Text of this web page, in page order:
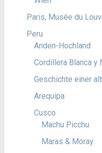
Paris, Musée du
Peru
Anden-Hochland
Cordillera Blanca y
Geschichte einer
Arequipa
Cusco
Machu Picchu
Maras & Moray